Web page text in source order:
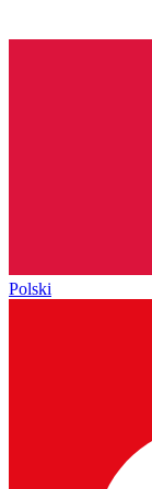
Polski